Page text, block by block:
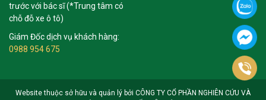
trước với bác sĩ (*Trung tâm có
chỗ đỗ xe ô tô)
Giám Đốc dịch vụ khách hàng:
0988 954 675
Website thuộc sở hữu và quản lý bởi CÔNG TY CỔ PHẦN NGHIÊN CỨU VÀ